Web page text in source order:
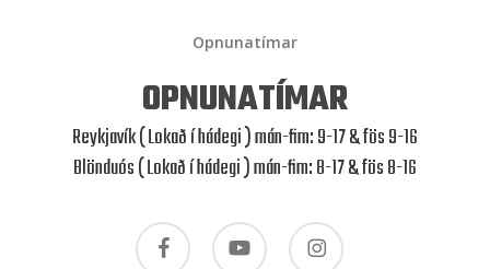
Opnunatímar
OPNUNATÍMAR
Reykjavík ( Lokað í hádegi ) mán-fim: 9-17 & fös 9-16
Blönduós ( Lokað í hádegi ) mán-fim: 8-17 & fös 8-16
facebook youtube instagram